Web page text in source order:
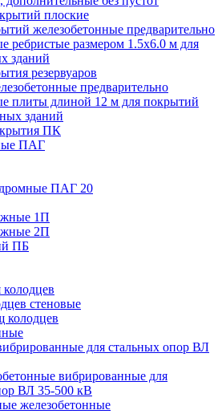
плоские
железобетонные предварительно
ребристые размером 1.5х6.0 м для
зданий
резервуаров
предварительно
плиты длиной 12 м для покрытий
зданий
ПК
ПАГ
ПАГ 20
1П
2П
ПБ
стеновые
для стальных опор ВЛ
вибрированные для
ВЛ 35-500 кВ
железобетонные